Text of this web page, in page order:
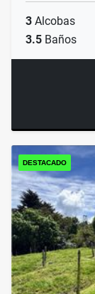
3 Alcobas
3.5 Baños
DESTACADO